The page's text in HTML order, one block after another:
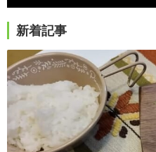
新着記事